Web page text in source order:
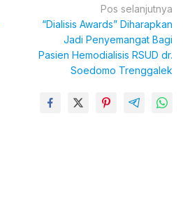
Pos selanjutnya
“Dialisis Awards” Diharapkan
Jadi Penyemangat Bagi
Pasien Hemodialisis RSUD dr.
Soedomo Trenggalek